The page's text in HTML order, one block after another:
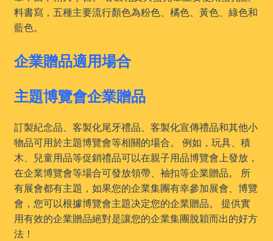
料書寫，五種主要流行顏色為粉色、橘色、黃色、綠色和
藍色。
企業贈品適用場合
主題博覽會企業贈品
訂製紀念品、客製化尾牙禮品、客製化宣傳禮品和其他小
物品可用於主題博覽會等相關的場合。 例如，玩具、積
木、兒童用品等促銷禮品可以在親子用品博覽會上發放，
在企業博覽會等場合可發放領帶、袖扣等企業贈品。 所
有展會都有主題，如果您的企業集團有幸參加展會、博覽
會，您可以根據博覽會主題决定您的企業贈品。 提供實
用有效的企業贈品絕對是讓您的企業集團脫穎而出的好方
法！